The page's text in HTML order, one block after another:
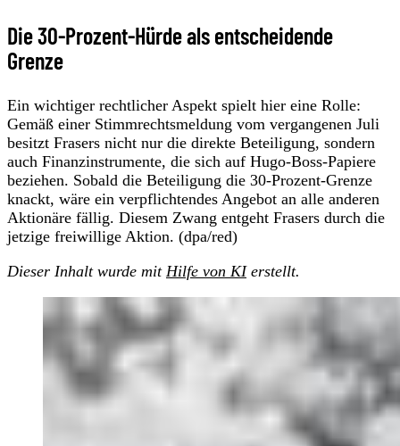
Die 30-Prozent-Hürde als entscheidende
Grenze
Ein wichtiger rechtlicher Aspekt spielt hier eine Rolle:
Gemäß einer Stimmrechtsmeldung vom vergangenen Juli
besitzt Frasers nicht nur die direkte Beteiligung, sondern
auch Finanzinstrumente, die sich auf Hugo-Boss-Papiere
beziehen. Sobald die Beteiligung die 30-Prozent-Grenze
knackt, wäre ein verpflichtendes Angebot an alle anderen
Aktionäre fällig. Diesem Zwang entgeht Frasers durch die
jetzige freiwillige Aktion. (dpa/red)
Dieser Inhalt wurde mit Hilfe von KIerstellt.